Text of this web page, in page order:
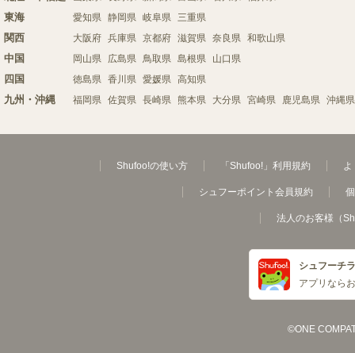
東海 愛知県 静岡県 岐阜県 三重県
関西 大阪府 兵庫県 京都府 滋賀県 奈良県 和歌山県
中国 岡山県 広島県 鳥取県 島根県 山口県
四国 徳島県 香川県 愛媛県 高知県
九州・沖縄 福岡県 佐賀県 長崎県 熊本県 大分県 宮崎県 鹿児島県 沖縄県
Shufoo!の使い方 「Shufoo!」利用規約 よ
シュフーポイント会員規約
法人のお客様（
シュフーチ
アプリなら
©ONE